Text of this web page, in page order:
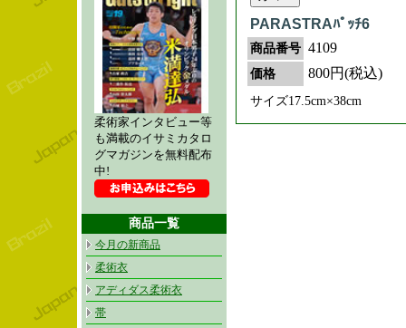
柔術家インタビュー等
も満載のイサミカタロ
グマガジンを無料配布
中!
商品一覧
今月の新商品
柔術衣
アディダス柔術衣
帯
PARASTRAﾊﾟｯﾁ6
商品番号 4109
価格 800円(税込)
サイズ17.5cm×38cm